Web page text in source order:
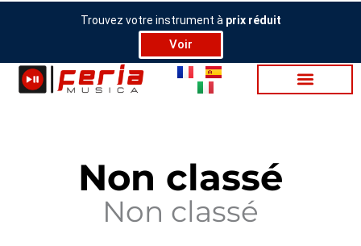
Aller
Trouvez votre instrument à prix réduit
Voir
Non classé
Non classé